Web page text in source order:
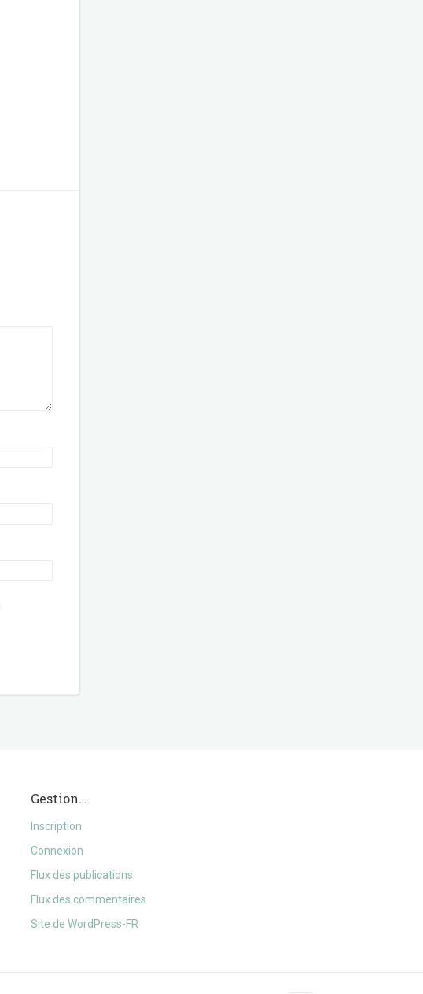
Gestion…
Inscription
Connexion
Flux des publications
Flux des commentaires
Site de WordPress-FR